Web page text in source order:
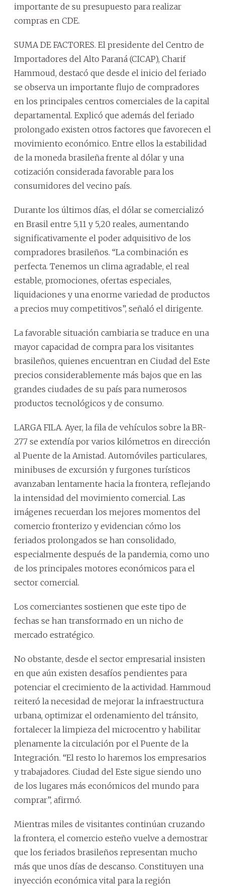
importante de su presupuesto para realizar
compras en CDE.
SUMA DE FACTORES. El presidente del Centro de
Importadores del Alto Paraná (CICAP), Charif
Hammoud, destacó que desde el inicio del feriado
se observa un importante flujo de compradores
en los principales centros comerciales de la capital
departamental. Explicó que además del feriado
prolongado existen otros factores que favorecen el
movimiento económico. Entre ellos la estabilidad
de la moneda brasileña frente al dólar y una
cotización considerada favorable para los
consumidores del vecino país.
Durante los últimos días, el dólar se comercializó
en Brasil entre 5,11 y 5,20 reales, aumentando
significativamente el poder adquisitivo de los
compradores brasileños. “La combinación es
perfecta. Tenemos un clima agradable, el real
estable, promociones, ofertas especiales,
liquidaciones y una enorme variedad de productos
a precios muy competitivos”, señaló el dirigente.
La favorable situación cambiaria se traduce en una
mayor capacidad de compra para los visitantes
brasileños, quienes encuentran en Ciudad del Este
precios considerablemente más bajos que en las
grandes ciudades de su país para numerosos
productos tecnológicos y de consumo.
LARGA FILA. Ayer, la fila de vehículos sobre la BR-
277 se extendía por varios kilómetros en dirección
al Puente de la Amistad. Automóviles particulares,
minibuses de excursión y furgones turísticos
avanzaban lentamente hacia la frontera, reflejando
la intensidad del movimiento comercial. Las
imágenes recuerdan los mejores momentos del
comercio fronterizo y evidencian cómo los
feriados prolongados se han consolidado,
especialmente después de la pandemia, como uno
de los principales motores económicos para el
sector comercial.
Los comerciantes sostienen que este tipo de
fechas se han transformado en un nicho de
mercado estratégico.
No obstante, desde el sector empresarial insisten
en que aún existen desafíos pendientes para
potenciar el crecimiento de la actividad. Hammoud
reiteró la necesidad de mejorar la infraestructura
urbana, optimizar el ordenamiento del tránsito,
fortalecer la limpieza del microcentro y habilitar
plenamente la circulación por el Puente de la
Integración. “El resto lo haremos los empresarios
y trabajadores. Ciudad del Este sigue siendo uno
de los lugares más económicos del mundo para
comprar”, afirmó.
Mientras miles de visitantes continúan cruzando
la frontera, el comercio esteño vuelve a demostrar
que los feriados brasileños representan mucho
más que unos días de descanso. Constituyen una
inyección económica vital para la región